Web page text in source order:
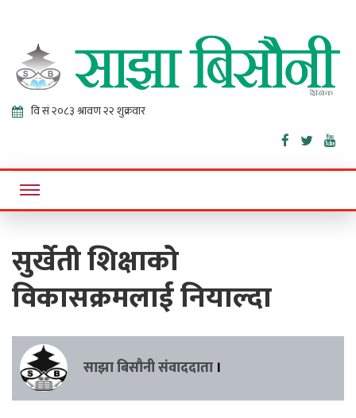
Sajha
Bisaunee
Online News Portal
सुर्खेती शिक्षाको
विकासक्रमलाई नियाल्दा
साझा बिसौनी संवाददाता ।